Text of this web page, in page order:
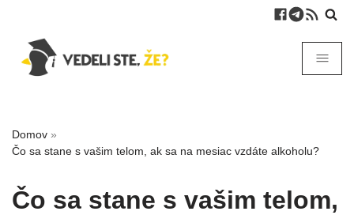
Domov »
Čo sa stane s vašim telom, ak sa na mesiac vzdáte alkoholu?
Čo sa stane s vašim telom,